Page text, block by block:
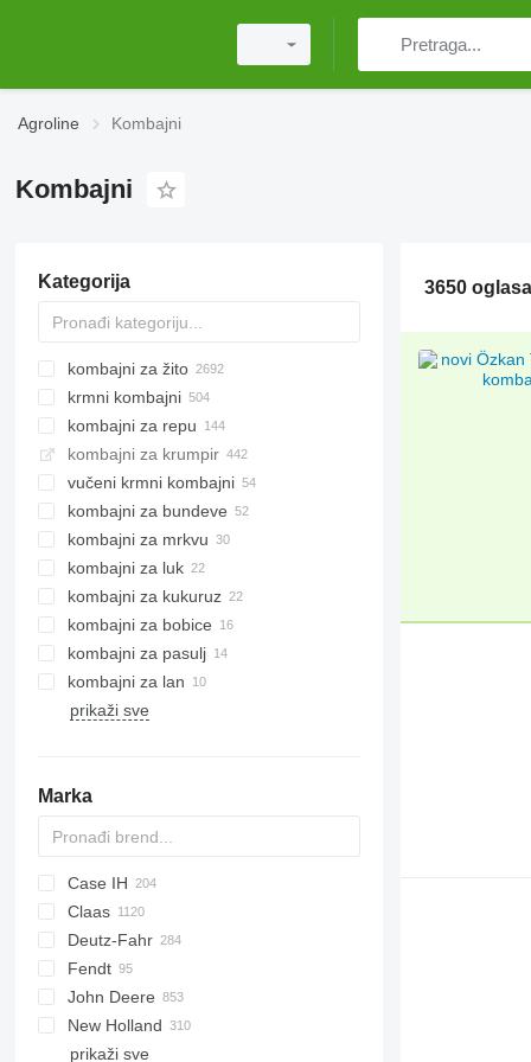
Agroline Kombajni
Kombajni
Kategorija
kombajni za žito
krmni kombajni
kombajni za repu
kombajni za krumpir
vučeni krmni kombajni
kombajni za bundeve
kombajni za mrkvu
kombajni za luk
kombajni za kukuruz
kombajni za bobice
kombajni za pasulj
kombajni za lan
prikaži sve
Marka
CM
T
Spartan
Case IH
1680
2188
2366
2388
5088
5130
560R
740
Lexion
Claas
Avero
C-series
Commandor
Dominator
Evion
9100
Deutz-Fahr
M series
TopLiner
D-series
Fendt
Ideal
Katana
E series
RL
SF
Palesse
EVO
MAXTRON
REXOR
TV
Terra
John Deere
550
625R
AMT
Big M
MC
310
3500
34
38
Vario
New Holland
8030
Maus
Acros
500
FS
V-series
617
S-series
Felix
150
prikaži sve
3650